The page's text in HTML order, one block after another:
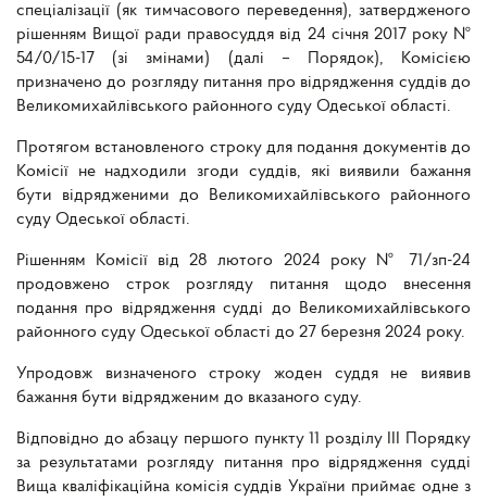
спеціалізації (як тимчасового переведення), затвердженого
рішенням Вищої ради правосуддя від 24 січня 2017 року №
54/0/15-17 (зі змінами) (далі – Порядок), Комісією
призначено до розгляду питання про відрядження суддів до
Великомихайлівського районного суду Одеської області.
Протягом встановленого строку для подання документів до
Комісії не надходили згоди суддів, які виявили бажання
бути відрядженими до Великомихайлівського районного
суду Одеської області.
Рішенням Комісії від 28 лютого 2024 року № 71/зп-24
продовжено строк розгляду питання щодо внесення
подання про відрядження судді до
Великомихайлівського
районного суду Одеської області до 27 березня 2024 року.
Упродовж визначеного строку жоден суддя не виявив
бажання бути відрядженим до вказаного суду.
Відповідно до абзацу першого пункту 11 розділу ІІІ Порядку
за результатами розгляду питання про відрядження судді
Вища кваліфікаційна комісія суддів України приймає одне з